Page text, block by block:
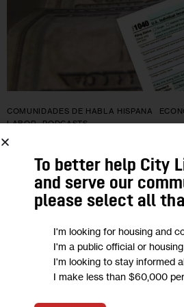
COMUNIDADES DE HABLA HISPANA
LABOR
PODCASTS
PÓDCAST: ¿Cómo la
económicamente a los
inmigrantes e
Entre diciembre de 2019 y diciembre
riqueza en los hogares de los
especialmente entre los hogares
To better help City
and serve our
please select all
I'm looking for housing and
I'm a public official or
I'm looking to stay informed
I make less than $60,000